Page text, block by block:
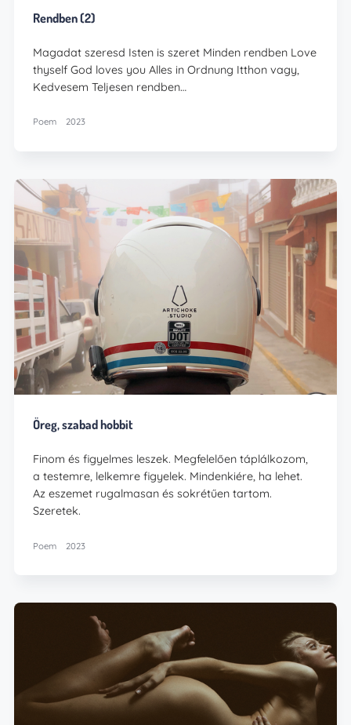
Rendben (2)
Magadat szeresd Isten is szeret Minden rendben Love
thyself God loves you Alles in Ordnung Itthon vagy,
Kedvesem Teljesen rendben…
Poem 2023
Öreg, szabad hobbit
Finom és figyelmes leszek. Megfelelően táplálkozom,
a testemre, lelkemre figyelek. Mindenkiére, ha lehet.
Az eszemet rugalmasan és sokrétűen tartom.
Szeretek.
Poem 2023